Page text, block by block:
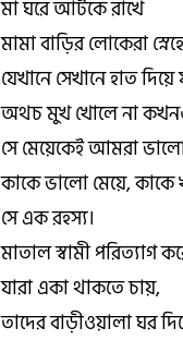
মা ঘরে আটকে রাখে
মামা বাড়ির লোকেরা
যেখানে সেখানে হাত দিয়ে
অথচ মুখ খোলে না
সে মেয়েকেই আমরা
কাকে ভালো মেয়ে, কাকে
সে এক রহস্য।
মাতাল স্বামী পরিত্যাগ
যারা একা থাকতে চায়,
তাদের বাড়ীওয়ালা ঘর